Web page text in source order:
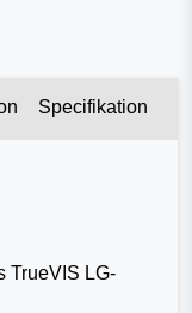
Specifikation
TrueVIS LG-